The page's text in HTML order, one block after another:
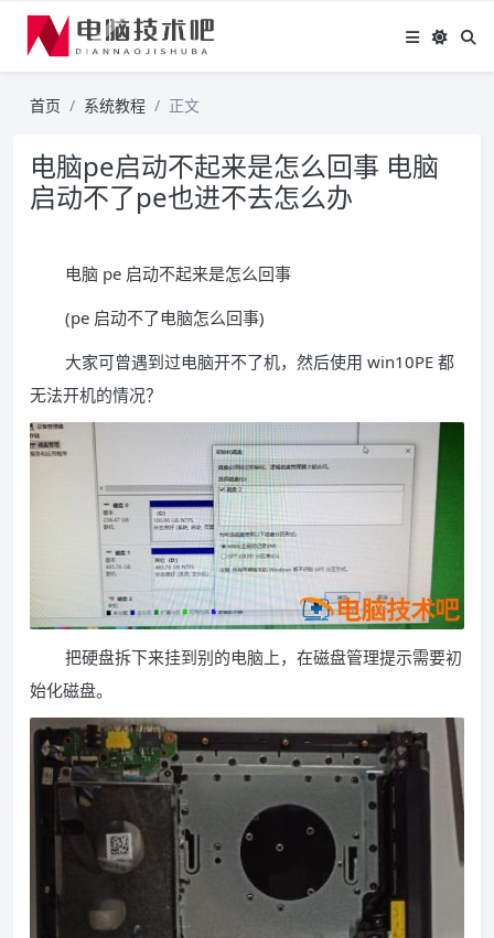
首页 系统教程 正文
电脑pe启动不起来是怎么回事 电脑
启动不了pe也进不去怎么办
电脑 pe 启动不起来是怎么回事
(pe 启动不了电脑怎么回事)
大家可曾遇到过电脑开不了机，然后使用 win10PE 都
无法开机的情况？
把硬盘拆下来挂到别的电脑上，在磁盘管理提示需要初
始化磁盘。